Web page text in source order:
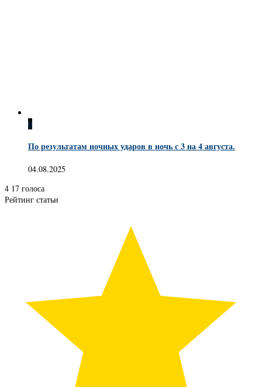
0
По результатам ночных ударов в ночь с 3 на 4 августа.
04.08.2025
4 17 голоса
Рейтинг статьи